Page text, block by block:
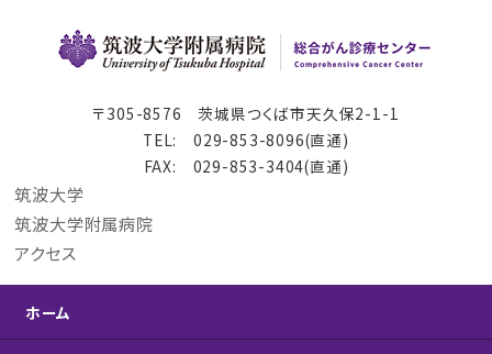
〒305-8576 茨城県つくば市天久保2-1-1
TEL: 029-853-8096(直通)
FAX: 029-853-3404(直通)
筑波大学
筑波大学附属病院
アクセス
ホーム